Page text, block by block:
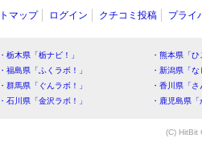
マップ ログイン クチコミ投稿 プライ
・栃木県「栃ナビ！」
・熊本県「
・福島県「ふくラボ！」
・新潟県「
・群馬県「ぐんラボ！」
・香川県「
・石川県「金沢ラボ！」
・鹿児島県
(C) HitBit